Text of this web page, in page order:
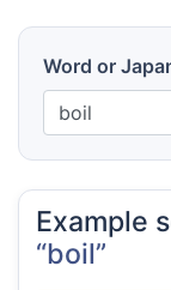
Word or
Example
“boil”